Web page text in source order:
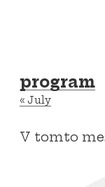
program
« July
V tomto